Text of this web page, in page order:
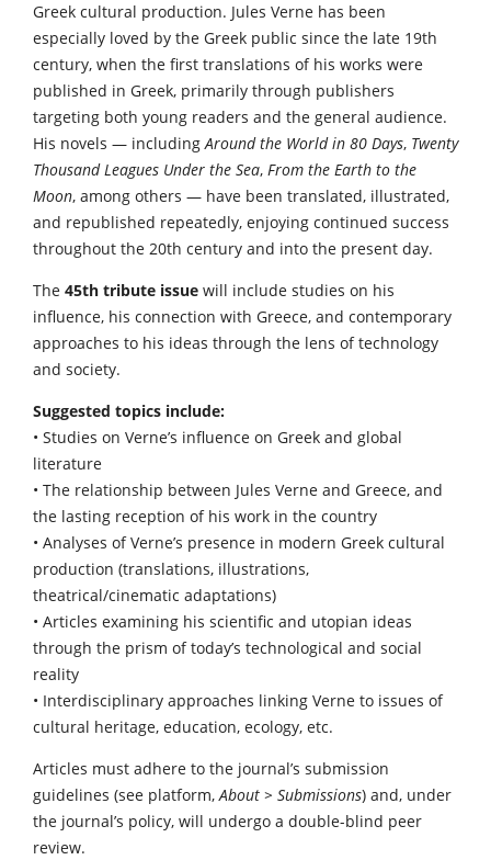
Greek cultural production. Jules Verne has been
especially loved by the Greek public since the late 19th
century, when the first translations of his works were
published in Greek, primarily through publishers
targeting both young readers and the general audience.
His novels — includingAround the World in 80 Days, Twenty
Thousand Leagues Under the Sea, From the Earth to the
Moon, among others — have been translated, illustrated,
and republished repeatedly, enjoying continued success
throughout the 20th century and into the present day.
The 45th tribute issue will include studies on his
influence, his connection with Greece, and contemporary
approaches to his ideas through the lens of technology
and society.
Suggested topics include:
• Studies on Verne’s influence on Greek and global
literature
• The relationship between Jules Verne and Greece, and
the lasting reception of his work in the country
• Analyses of Verne’s presence in modern Greek cultural
production (translations, illustrations,
theatrical/cinematic adaptations)
• Articles examining his scientific and utopian ideas
through the prism of today’s technological and social
reality
• Interdisciplinary approaches linking Verne to issues of
cultural heritage, education, ecology, etc.
Articles must adhere to the journal’s submission
guidelines (see platform,About > Submissions) and, under
the journal’s policy, will undergo a double-blind peer
review.